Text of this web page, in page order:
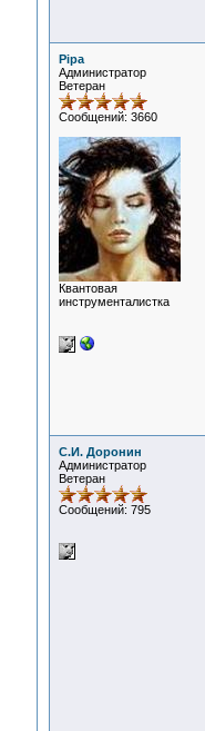
Pipa
Администратор
Ветеран
Сообщений: 3660
Квантовая
инструменталистка
С.И. Доронин
Администратор
Ветеран
Сообщений: 795